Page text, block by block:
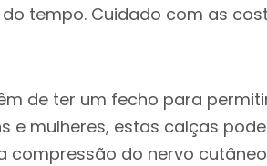
tempo. Cuidado com as
de ter um fecho para
e mulheres, estas calças
compressão do nervo